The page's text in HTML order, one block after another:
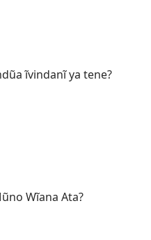
ĩvindanĩ ya tene?
Wĩana Ata?